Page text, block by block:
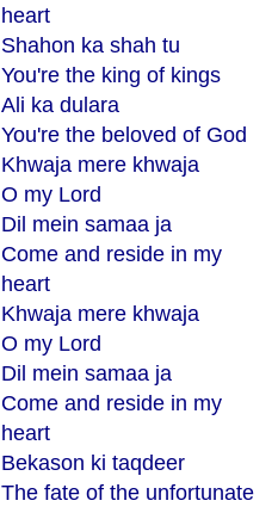
heart
Shahon ka shah tu
You're the king of kings
Ali ka dulara
You're the beloved of God
Khwaja mere khwaja
O my Lord
Dil mein samaa ja
Come and reside in my
heart
Khwaja mere khwaja
O my Lord
Dil mein samaa ja
Come and reside in my
heart
Bekason ki taqdeer
The fate of the unfortunate